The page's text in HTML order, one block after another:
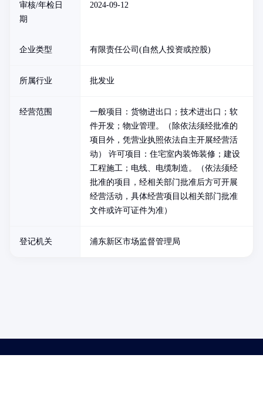
审核/年检日
期
2024-09-12
企业类型 有限责任公司(自然人投资或控股)
所属行业 批发业
经营范围
一般项目：货物进出口；技术进出口；软
件开发；物业管理。（除依法须经批准的
项目外，凭营业执照依法自主开展经营活
动） 许可项目：住宅室内装饰装修；建设
工程施工；电线、电缆制造。（依法须经
批准的项目，经相关部门批准后方可开展
经营活动，具体经营项目以相关部门批准
文件或许可证件为准）
登记机关 浦东新区市场监督管理局